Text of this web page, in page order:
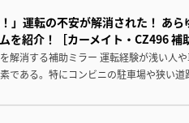
」運転の不安が解消された！ あ
を紹介！［カーメイト・CZ496 補
解消する補助ミラー 運転経験が浅い人や
である。特にコンビニの駐車場や狭い